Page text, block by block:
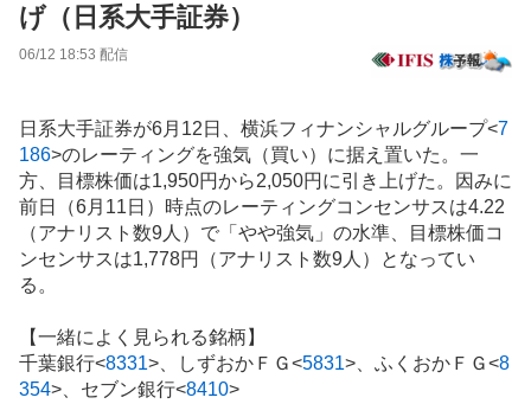
げ（日系大手証券）
06/12 18:53 配信
日系大手証券が6月12日、横浜フィナンシャルグループ<7
186>のレーティングを強気（買い）に据え置いた。一
方、目標株価は1,950円から2,050円に引き上げた。因みに
前日（6月11日）時点のレーティングコンセンサスは4.22
（アナリスト数9人）で「やや強気」の水準、目標株価コ
ンセンサスは1,778円（アナリスト数9人）となってい
る。
【一緒によく見られる銘柄】
千葉銀行<8331> 、しずおかＦＧ<5831> 、ふくおかＦＧ<8
354> 、セブン銀行<8410>